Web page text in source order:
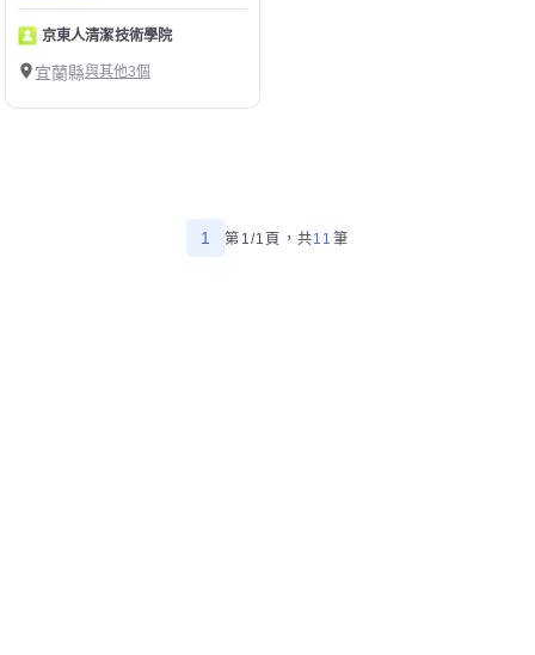
京東人清潔技術學院
宜蘭縣與其他3個
1 第1/1頁， 共11 筆